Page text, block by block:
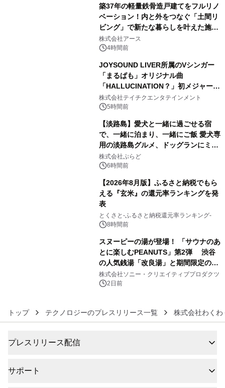
築37年の軽量鉄骨造戸建てをフルリノ
ベーション！内と外をつなぐ「土間リ
ビング」で新たな暮らしを叶えた施工
事例を株式会社アースが公開
株式会社アース
4時間前
JOYSOUND LIVER所属のVシンガー
「まるぱも」オリジナル曲
「HALLUCINATION？」初メジャー配
信リリース決定！
株式会社テイチクエンタテインメント
5時間前
【淡路島】愛犬と一緒に過ごせる宿
で、一緒に泊まり、一緒にご飯 愛犬専
用の淡路島グルメ、ドッグランにミニ
プール グランピングとトレーラーハウ
スの2施設で
株式会社ぷらど
6時間前
【2026年8月版】ふるさと納税でもら
える『玄米』の還元率ランキングを発
表
とくさと-ふるさと納税還元率ランキング-
8時間前
スヌーピーの湯が登場！ 「サウナのあ
とに楽しむPEANUTS」第2弾 渋谷
の人気銭湯「改良湯」と期間限定のコ
ラボレーション サウナイキタイコラ
ボグッズも発売決定！
株式会社ソニー・クリエイティブプロダクツ
2日前
トップ テクノロジーのプレスリリース一覧 株式会社わく
プレスリリース配信
サポート